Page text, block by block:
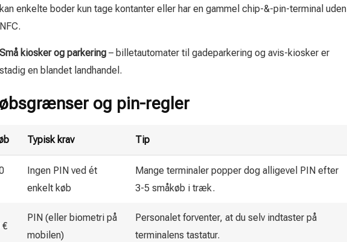
kan enkelte boder kun tage kontanter eller har en gammel chip-&-pin-terminal uden
NFC.
Små kiosker og parkering – billetautomater til gadeparkering og avis-kiosker er
stadig en blandet landhandel.
og pin-regler
Typisk krav Tip
Ingen PIN ved ét
enkelt køb
Mange terminaler popper dog alligevel PIN efter
3-5 småkøb i træk.
€
PIN (eller biometri på
mobilen)
Personalet forventer, at du selv indtaster på
terminalens tastatur.